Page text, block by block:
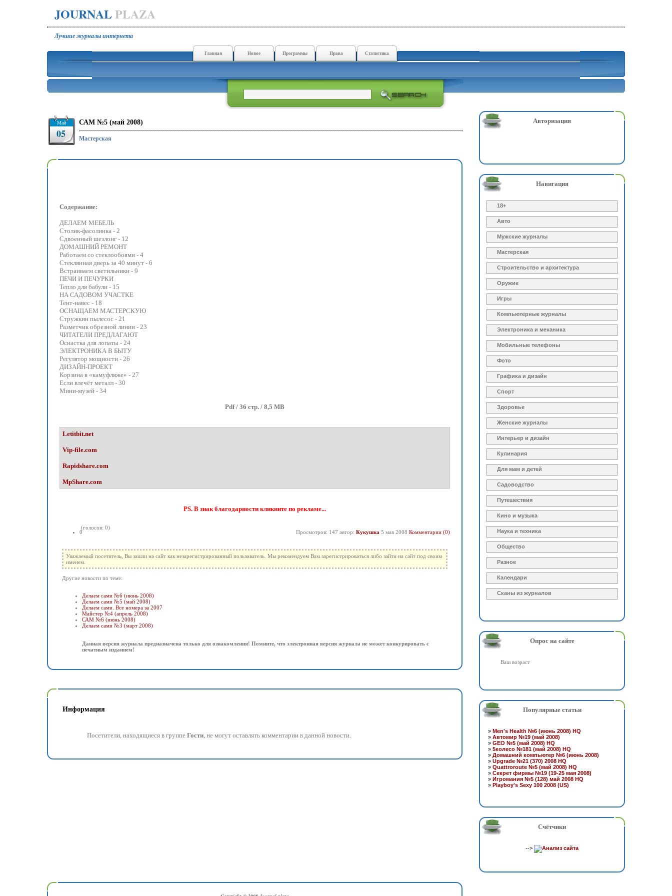
JOURNALPLAZA
Лучшие журналы интернета
Главная Новое Программы Права Статистика
Май
05
САМ №5 (май 2008)
Мастерская
Содержание:
ДЕЛАЕМ МЕБЕЛЬ
Столик-фасолинка - 2
Сдвоенный шезлонг - 12
ДОМАШНИЙ РЕМОНТ
Работаем со стеклообоями - 4
Стеклянная дверь за 40 минут - 6
Встраиваем светильники - 9
ПЕЧИ И ПЕЧУРКИ
Тепло для бабули - 15
НА САДОВОМ УЧАСТКЕ
Тент-навес - 18
ОСНАЩАЕМ МАСТЕРСКУЮ
Стружкин пылесос - 21
Разметчик обрезной линии - 23
ЧИТАТЕЛИ ПРЕДЛАГАЮТ
Оснастка для лопаты - 24
ЭЛЕКТРОНИКА В БЫТУ
Регулятор мощности - 26
ДИЗАЙН-ПРОЕКТ
Корзина в «камуфляже» - 27
Если влечёт металл - 30
Мини-музей - 34
Pdf / 36 стр. / 8,5 MB
Letitbit.net
Vip-file.com
Rapidshare.com
MpShare.com
PS. В знак благодарности кликните по рекламе...
0
(голосов: 0)
Просмотров: 147 автор: Кукушка 5 мая 2008 Комментарии (0)
Уважаемый посетитель, Вы зашли на сайт как незарегистрированный пользователь. Мы рекомендуем Вам зарегистрироваться либо зайти на сайт под своим
именем.
Другие новости по теме:
Делаем сами №6 (июнь 2008)
Делаем сами №5 (май 2008)
Делаем сами. Все номера за 2007
Майстер №4 (апрель 2008)
САМ №6 (июнь 2008)
Делаем сами №3 (март 2008)
Данная версия журнала предназначена только для ознакомления! Помните, что электронная версия журнала не может конкурировать с
печатным изданием!
Информация
Посетители, находящиеся в группе Гости, не могут оставлять комментарии в данной новости.
Авторизация
Навигация
18+
Авто
Мужские журналы
Мастерская
Строительство и архитектура
Оружие
Игры
Компьютерные журналы
Электроника и механика
Мобильные телефоны
Фото
Графика и дизайн
Спорт
Здоровье
Женские журналы
Интерьер и дизайн
Кулинария
Для мам и детей
Садоводство
Путешествия
Кино и музыка
Наука и техника
Общество
Разное
Календари
Сканы из журналов
Опрос на сайте
Ваш возраст
Популярные статьи
» Men's Health №6 (июнь 2008) HQ
» Автомир №19 (май 2008)
» GEO №5 (май 2008) HQ
» 5колесо №181 (май 2008) HQ
» Домашний компьютер №6 (июнь 2008)
» Upgrade №21 (370) 2008 HQ
» Quattroroute №5 (май 2008) HQ
» Секрет фирмы №19 (19-25 мая 2008)
» Игромания №5 (128) май 2008 HQ
» Playboy's Sexy 100 2008 (US)
Счётчики
-->